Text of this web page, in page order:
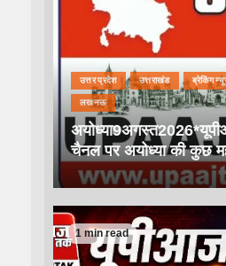
उत्तर प्रदेश उत्तराखंड ब्रेकिंग
लखनऊ
चैनल पर अयोध्या की कुछ
1 min read